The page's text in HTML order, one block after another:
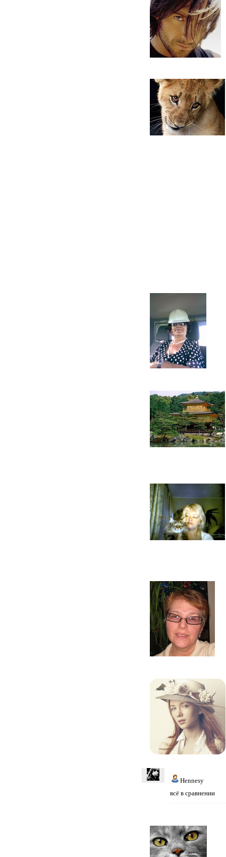
Hennesy
всё в сравнении